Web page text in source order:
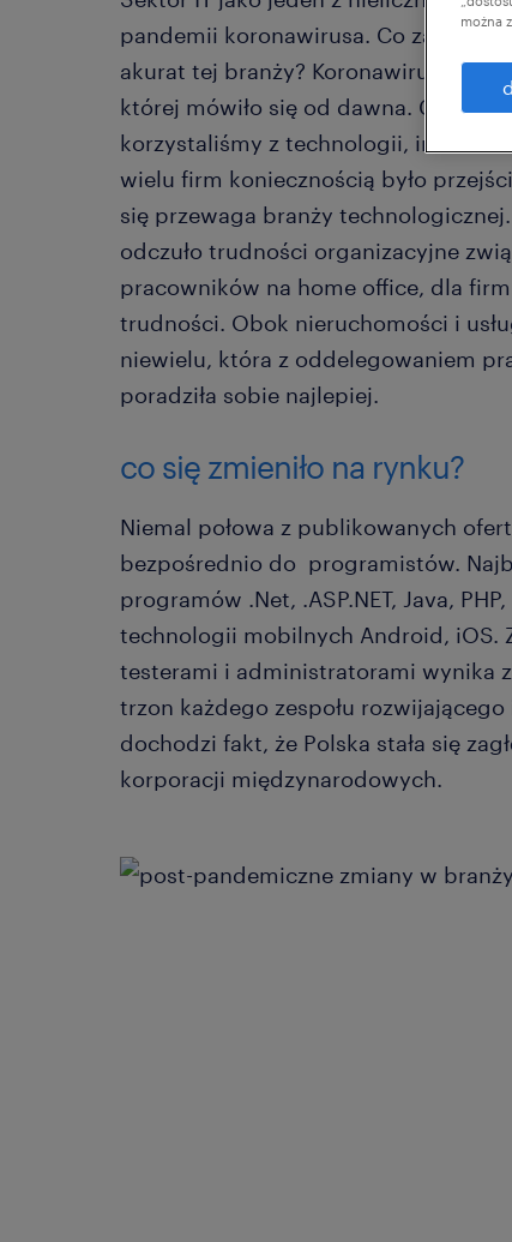
pandemii koronawirusa. Co zatem
akurat tej branży? Koronawirus
której mówiło się od dawna. Czas
korzystaliśmy z technologii,
wielu firm koniecznością było
się przewaga branży
odczuło trudności organizacyjne
pracowników na home office, dla
trudności. Obok nieruchomości i
niewielu, która z oddelegowaniem
poradziła sobie najlepiej.
co się zmieniło na rynku?
Niemal połowa z publikowanych
bezpośrednio do programistów.
programów .Net, .ASP.NET, Java,
technologii mobilnych Android, iOS.
testerami i administratorami wynika
trzon każdego zespołu
dochodzi fakt, że Polska stała się
korporacji międzynarodowych.
można